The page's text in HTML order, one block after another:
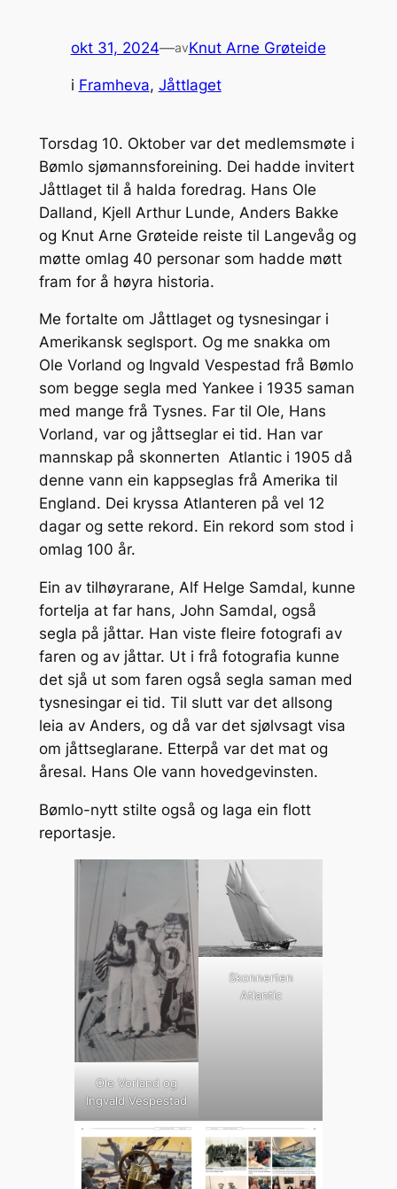
okt 31, 2024—avKnut Arne Grøteide
i Framheva, Jåttlaget
Torsdag 10. Oktober var det medlemsmøte i
Bømlo sjømannsforeining. Dei hadde invitert
Jåttlaget til å halda foredrag. Hans Ole
Dalland, Kjell Arthur Lunde, Anders Bakke
og Knut Arne Grøteide reiste til Langevåg og
møtte omlag 40 personar som hadde møtt
fram for å høyra historia.
Me fortalte om Jåttlaget og tysnesingar i
Amerikansk seglsport. Og me snakka om
Ole Vorland og Ingvald Vespestad frå Bømlo
som begge segla med Yankee i 1935 saman
med mange frå Tysnes. Far til Ole, Hans
Vorland, var og jåttseglar ei tid. Han var
mannskap på skonnerten Atlantic i 1905 då
denne vann ein kappseglas frå Amerika til
England. Dei kryssa Atlanteren på vel 12
dagar og sette rekord. Ein rekord som stod i
omlag 100 år.
Ein av tilhøyrarane, Alf Helge Samdal, kunne
fortelja at far hans, John Samdal, også
segla på jåttar. Han viste fleire fotografi av
faren og av jåttar. Ut i frå fotografia kunne
det sjå ut som faren også segla saman med
tysnesingar ei tid. Til slutt var det allsong
leia av Anders, og då var det sjølvsagt visa
om jåttseglarane. Etterpå var det mat og
åresal. Hans Ole vann hovedgevinsten.
Bømlo-nytt stilte også og laga ein flott
reportasje.
Ole Vorland og
Ingvald Vespestad
Skonnerten
Atlantic